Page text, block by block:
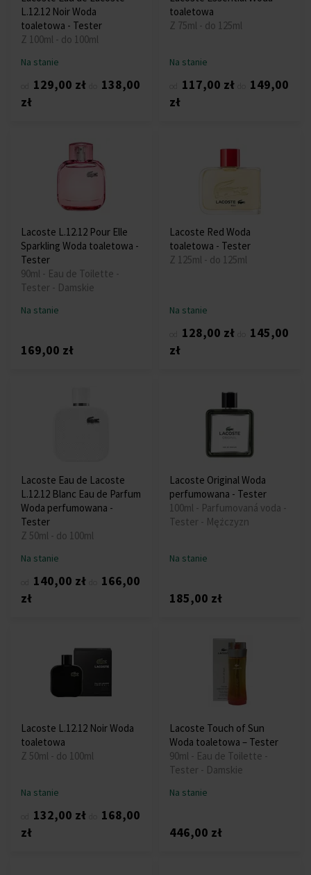
L.12.12 Noir Woda
toaletowa - Tester
Z 100ml - do 100ml
Na stanie
129,00 zł
138,00
zł
toaletowa
Z 75ml - do 125ml
Na stanie
117,00 zł
149,00
zł
Lacoste L.12.12 Pour Elle
Sparkling Woda toaletowa -
Tester
90ml - Eau de Toilette -
Tester - Damskie
Na stanie
169,00 zł
Lacoste Red Woda
toaletowa - Tester
Z 125ml - do 125ml
Na stanie
128,00 zł
145,00
zł
Lacoste Eau de Lacoste
L.12.12 Blanc Eau de Parfum
Woda perfumowana -
Tester
Z 50ml - do 100ml
Na stanie
140,00 zł
166,00
zł
Lacoste Original Woda
perfumowana - Tester
100ml - Parfumovaná voda -
Tester - Mężczyzn
Na stanie
185,00 zł
Lacoste L.12.12 Noir Woda
toaletowa
Z 50ml - do 100ml
Na stanie
132,00 zł
168,00
zł
Lacoste Touch of Sun
Woda toaletowa – Tester
90ml - Eau de Toilette -
Tester - Damskie
Na stanie
446,00 zł